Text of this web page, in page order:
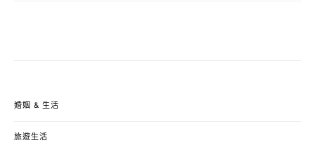
婚姻 & 生活
旅遊生活